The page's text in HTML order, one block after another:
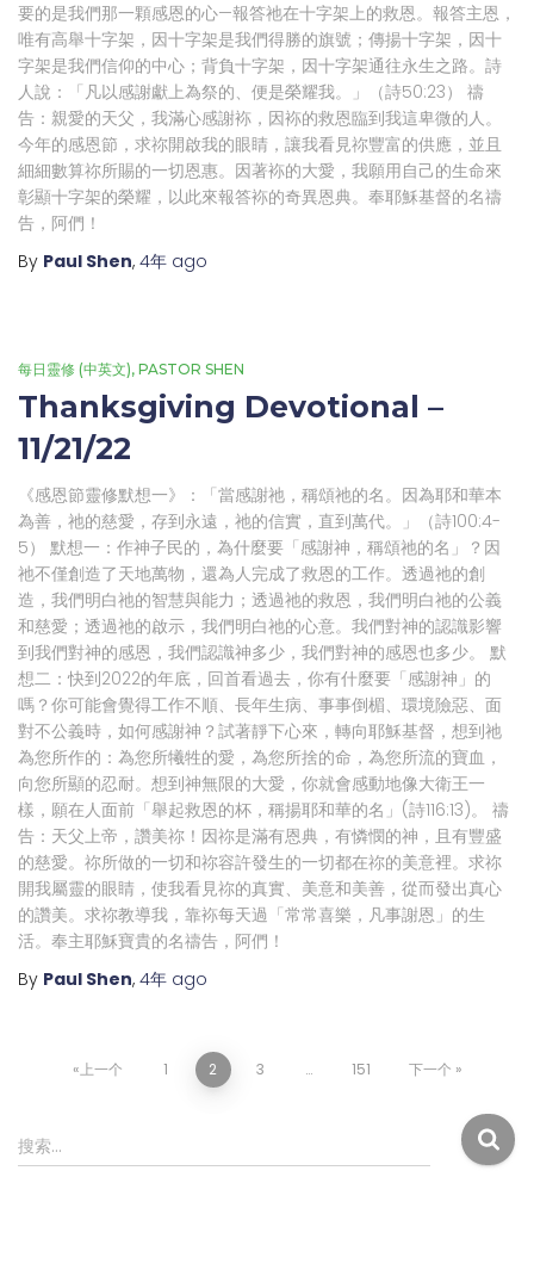
要的是我們那一顆感恩的心—報答祂在十字架上的救恩。報答主恩，
唯有高舉十字架，因十字架是我們得勝的旗號；傳揚十字架，因十
字架是我們信仰的中心；背負十字架，因十字架通往永生之路。詩
人說：「凡以感謝獻上為祭的、便是榮耀我。」（詩50:23） 禱
告：親愛的天父，我滿心感謝袮，因袮的救恩臨到我這卑微的人。
今年的感恩節，求祢開啟我的眼睛，讓我看見祢豐富的供應，並且
細細數算祢所賜的一切恩惠。因著袮的大愛，我願用自己的生命來
彰顯十字架的榮耀，以此來報答袮的奇異恩典。奉耶穌基督的名禱
告，阿們！
By Paul Shen, 4年 ago
每日靈修 (中英文) PASTOR SHEN
Thanksgiving Devotional –
11/21/22
《感恩節靈修默想一》：「當感謝祂，稱頌祂的名。因為耶和華本
為善，祂的慈愛，存到永遠，祂的信實，直到萬代。」（詩100:4-
5） 默想一：作神子民的，為什麼要「感謝神，稱頌祂的名」？因
祂不僅創造了天地萬物，還為人完成了救恩的工作。透過祂的創
造，我們明白祂的智慧與能力；透過祂的救恩，我們明白祂的公義
和慈愛；透過祂的啟示，我們明白祂的心意。我們對神的認識影響
到我們對神的感恩，我們認識神多少，我們對神的感恩也多少。 默
想二：快到2022的年底，回首看過去，你有什麼要「感謝神」的
嗎？你可能會覺得工作不順、長年生病、事事倒楣、環境險惡、面
對不公義時，如何感謝神？試著靜下心來，轉向耶穌基督，想到祂
為您所作的：為您所犧牲的愛，為您所捨的命，為您所流的寶血，
向您所顯的忍耐。想到神無限的大愛，你就會感動地像大衛王一
樣，願在人面前「舉起救恩的杯，稱揚耶和華的名」(詩116:13)。 禱
告：天父上帝，讚美祢！因祢是滿有恩典，有憐憫的神，且有豐盛
的慈愛。祢所做的一切和祢容許發生的一切都在祢的美意裡。求祢
開我屬靈的眼睛，使我看見祢的真實、美意和美善，從而發出真心
的讚美。求祢教導我，靠袮每天過「常常喜樂，凡事謝恩」的生
活。奉主耶穌寶貴的名禱告，阿們！
By Paul Shen, 4年 ago
章
上一个 1 2 3 … 151 下一个
搜
索
搜索…